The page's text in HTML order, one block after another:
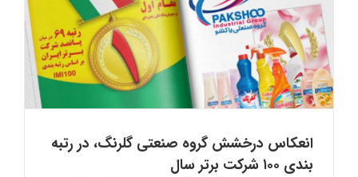
انعکاس درخشش گروه صنعتی گلرنگ، در رتبه
بندی ۱۰۰ شرکت برتر سال